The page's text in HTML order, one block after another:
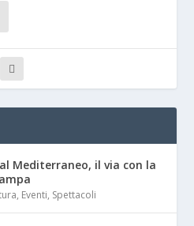
Mediterraneo, il via con la
, Eventi, Spettacoli